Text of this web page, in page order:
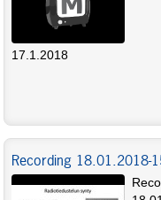
17.1.2018
Recording 18.01.2018-